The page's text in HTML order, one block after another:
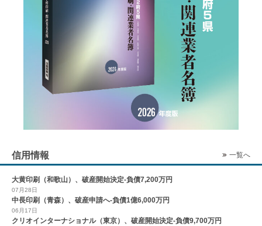
信用情報 一覧へ
大黄印刷（和歌山）、破産開始決定-負債7,200万円
07月28日
中長印刷（青森）、破産申請へ-負債1億6,000万円
06月17日
クリオインターナショナル（東京）、破産開始決定-負債9,700万円